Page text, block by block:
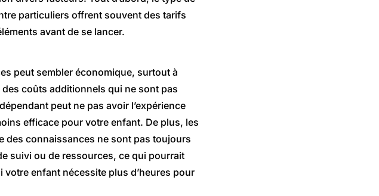
particuliers offrent souvent des tarifs
avant de se lancer.
peut sembler économique, surtout à
coûts additionnels qui ne sont pas
peut ne pas avoir l’expérience
efficace pour votre enfant. De plus, les
des connaissances ne sont pas toujours
suivi ou de ressources, ce qui pourrait
enfant nécessite plus d’heures pour